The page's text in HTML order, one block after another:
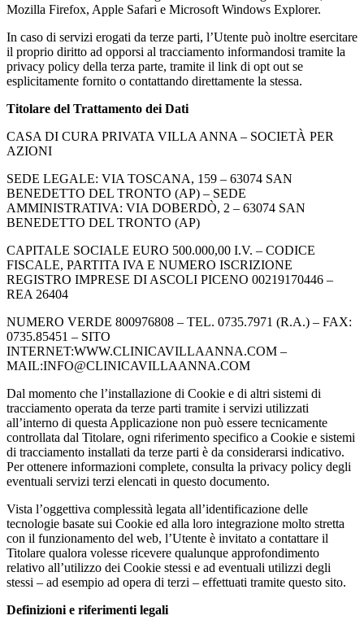
Mozilla Firefox, Apple Safari e Microsoft Windows Explorer.
In caso di servizi erogati da terze parti, l’Utente può inoltre esercitare
il proprio diritto ad opporsi al tracciamento informandosi tramite la
privacy policy della terza parte, tramite il link di opt out se
esplicitamente fornito o contattando direttamente la stessa.
Titolare del Trattamento dei Dati
CASA DI CURA PRIVATA VILLA ANNA – SOCIETÀ PER
AZIONI
SEDE LEGALE: VIA TOSCANA, 159 – 63074 SAN
BENEDETTO DEL TRONTO (AP) – SEDE
AMMINISTRATIVA: VIA DOBERDÒ, 2 – 63074 SAN
BENEDETTO DEL TRONTO (AP)
CAPITALE SOCIALE EURO 500.000,00 I.V. – CODICE
FISCALE, PARTITA IVA E NUMERO ISCRIZIONE
REGISTRO IMPRESE DI ASCOLI PICENO 00219170446 –
REA 26404
NUMERO VERDE 800976808 – TEL. 0735.7971 (R.A.) – FAX:
0735.85451 – SITO
INTERNET:WWW.CLINICAVILLAANNA.COM –
MAIL:INFO@CLINICAVILLAANNA.COM
Dal momento che l’installazione di Cookie e di altri sistemi di
tracciamento operata da terze parti tramite i servizi utilizzati
all’interno di questa Applicazione non può essere tecnicamente
controllata dal Titolare, ogni riferimento specifico a Cookie e sistemi
di tracciamento installati da terze parti è da considerarsi indicativo.
Per ottenere informazioni complete, consulta la privacy policy degli
eventuali servizi terzi elencati in questo documento.
Vista l’oggettiva complessità legata all’identificazione delle
tecnologie basate sui Cookie ed alla loro integrazione molto stretta
con il funzionamento del web, l’Utente è invitato a contattare il
Titolare qualora volesse ricevere qualunque approfondimento
relativo all’utilizzo dei Cookie stessi e ad eventuali utilizzi degli
stessi – ad esempio ad opera di terzi – effettuati tramite questo sito.
Definizioni e riferimenti legali